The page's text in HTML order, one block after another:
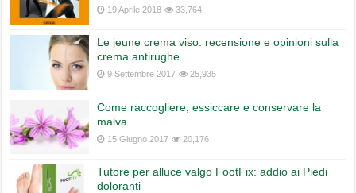
19 Aprile 2018 33,764
Le jeune crema viso: recensione e opinioni sulla
crema antirughe
9 Settembre 2017 25,935
Come raccogliere, essiccare e conservare la
malva
15 Giugno 2017 20,176
Tutore per alluce valgo FootFix: addio ai Piedi
doloranti